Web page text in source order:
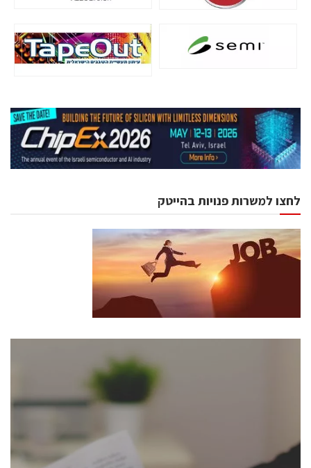
לחצו למשרות פנויות בהייטק
כנסים ואירועים
לכל העוסקים בתעשיית הסמיקונדקטור כולל מהנדסים,